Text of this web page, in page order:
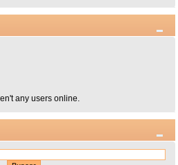
any users online.